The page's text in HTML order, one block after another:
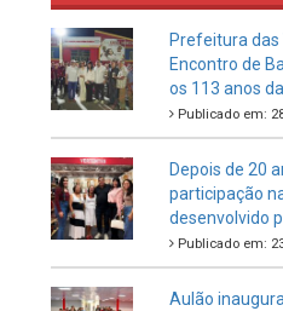
Prefeitura
Encontro de
os 113 anos
Publicado em:
Depois de 20
participação
desenvolvido
Publicado em:
Aulão